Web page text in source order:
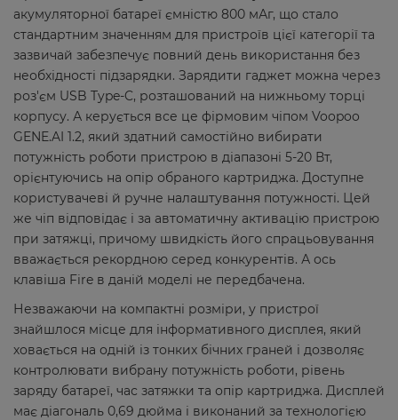
акумуляторної батареї ємністю 800 мАг, що стало
стандартним значенням для пристроїв цієї категорії та
зазвичай забезпечує повний день використання без
необхідності підзарядки. Зарядити гаджет можна через
роз'єм USB Type-C, розташований на нижньому торці
корпусу. А керується все це фірмовим чіпом Voopoo
GENE.AI 1.2, який здатний самостійно вибирати
потужність роботи пристрою в діапазоні 5-20 Вт,
орієнтуючись на опір обраного картриджа. Доступне
користувачеві й ручне налаштування потужності. Цей
же чіп відповідає і за автоматичну активацію пристрою
при затяжці, причому швидкість його спрацьовування
вважається рекордною серед конкурентів. А ось
клавіша Fire в даній моделі не передбачена.
Незважаючи на компактні розміри, у пристрої
знайшлося місце для інформативного дисплея, який
ховається на одній із тонких бічних граней і дозволяє
контролювати вибрану потужність роботи, рівень
заряду батареї, час затяжки та опір картриджа. Дисплей
має діагональ 0,69 дюйма і виконаний за технологією